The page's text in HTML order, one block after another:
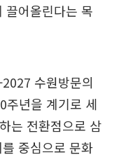
끌어올린다는 목
수원방문의
주년을 계기로 세
는 전환점으로 삼
중심으로 문화